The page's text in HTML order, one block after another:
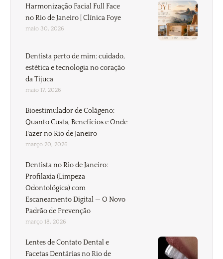
Harmonização Facial Full Face
no Rio de Janeiro | Clínica Foye
maio 30, 2026
Dentista perto de mim: cuidado,
estética e tecnologia no coração
da Tijuca
maio 17, 2026
Bioestimulador de Colágeno:
Quanto Custa, Benefícios e Onde
Fazer no Rio de Janeiro
março 20, 2026
Dentista no Rio de Janeiro:
Profilaxia (Limpeza
Odontológica) com
Escaneamento Digital — O Novo
Padrão de Prevenção
março 18, 2026
Lentes de Contato Dental e
Facetas Dentárias no Rio de